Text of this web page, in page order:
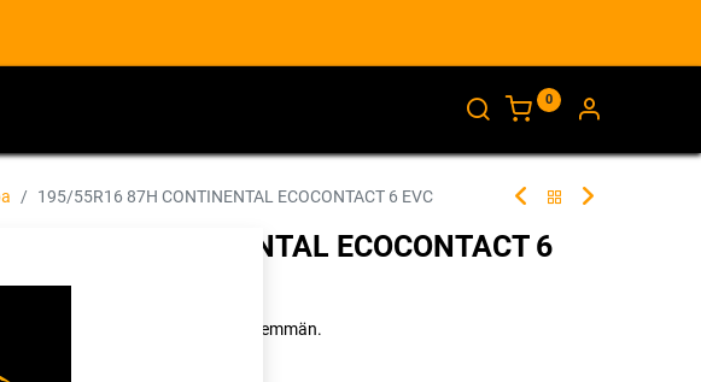
0
195/55R16 87H CONTINENTAL ECOCONTACT 6 EVC
87H CONTINENTAL ECOCONTACT 6
renkaalla, joka tarvitsee vähemmän.